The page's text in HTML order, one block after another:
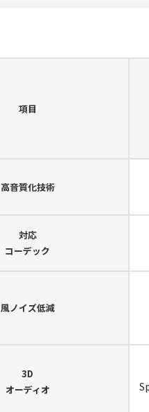
項目
高音質化技術
対応
コーデック
風ノイズ低減
3D
オーディオ